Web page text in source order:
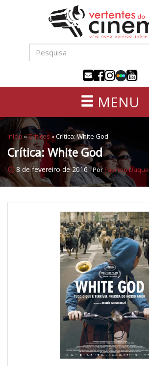
conteúdo
sétima
MENU
Início »Críticas »Crítica: White God
Crítica: White God
8 de fevereiro de 2016 PorFabricio Duque